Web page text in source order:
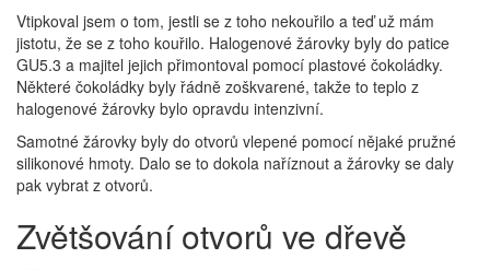
Vtipkoval jsem o tom, jestli se z toho nekouřilo a teď už mám
jistotu, že se z toho kouřilo. Halogenové žárovky byly do patice
GU5.3 a majitel jejich přimontoval pomocí plastové čokoládky.
Některé čokoládky byly řádně zoškvarené, takže to teplo z
halogenové žárovky bylo opravdu intenzivní.
Samotné žárovky byly do otvorů vlepené pomocí nějaké pružné
silikonové hmoty. Dalo se to dokola naříznout a žárovky se daly
pak vybrat z otvorů.
Zvětšování otvorů ve dřevě